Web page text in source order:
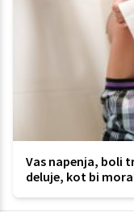
Vas napenja, boli
deluje, kot bi